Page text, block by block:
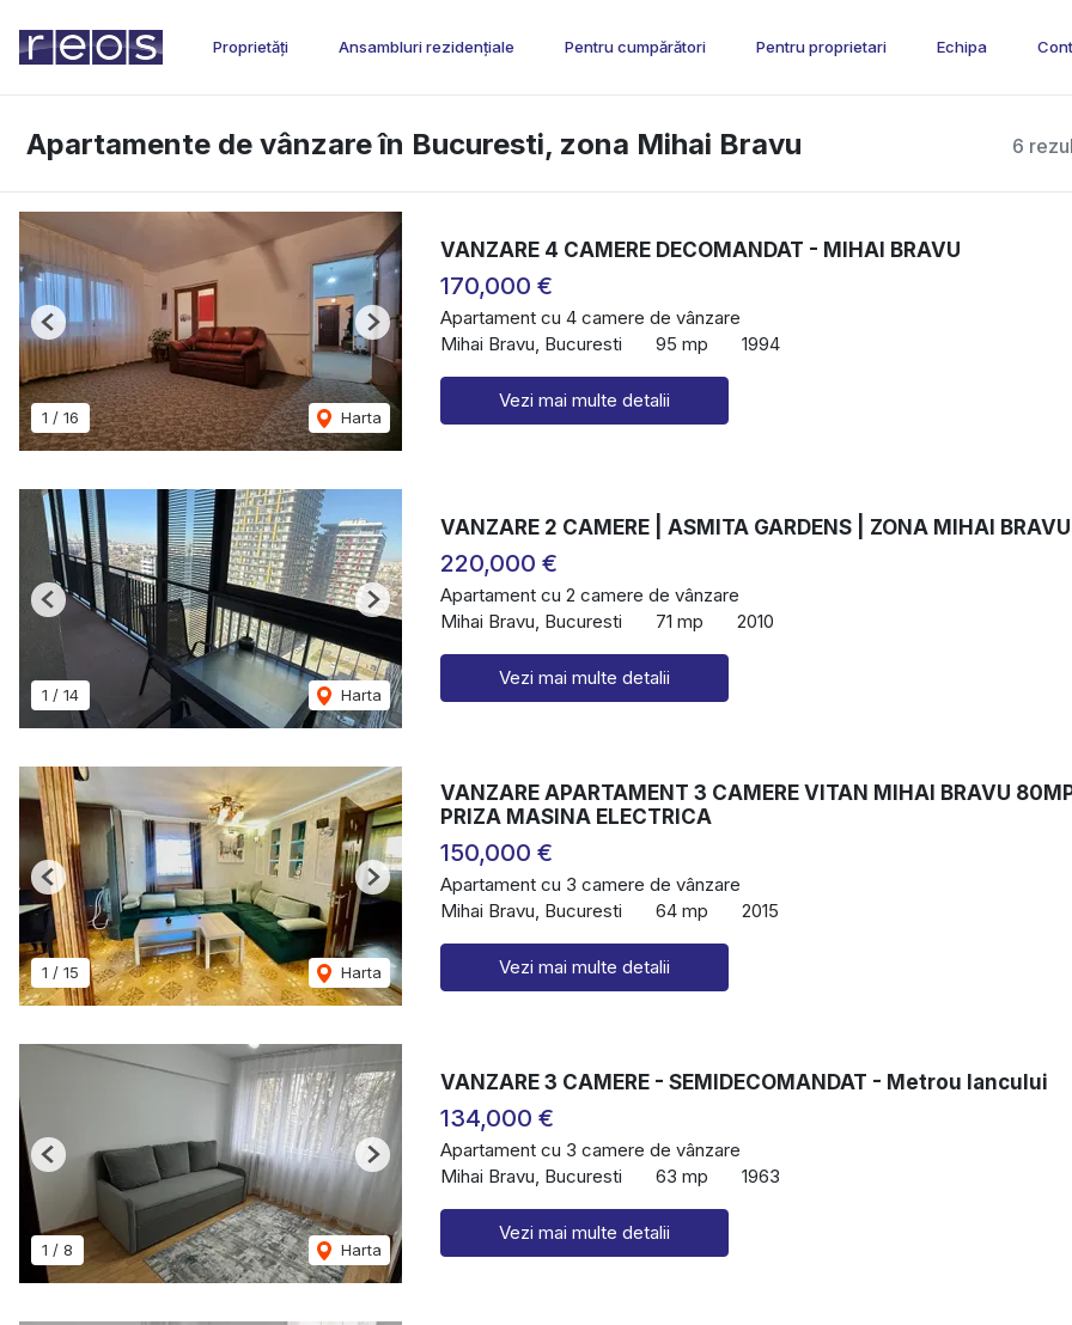
Proprietăți Ansambluri rezidențiale Pentru cumpărători Pentru proprietari Echipa
6
Apartamente de vânzare în Bucuresti, zona Mihai Bravu
1 / 16 Harta
Previous Next
VANZARE 4 CAMERE DECOMANDAT - MIHAI BRAVU
170,000 €
Apartament cu 4 camere de vânzare
Mihai Bravu, Bucuresti
95 mp 1994
Vezi mai multe detalii
1 / 14 Harta
Previous Next
VANZARE 2 CAMERE | ASMITA GARDENS | ZONA MIHAI BRAVU
220,000 €
Apartament cu 2 camere de vânzare
Mihai Bravu, Bucuresti
71 mp 2010
Vezi mai multe detalii
1 / 15 Harta
Previous Next
VANZARE APARTAMENT 3 CAMERE VITAN MIHAI BRAVU
PRIZA MASINA ELECTRICA
150,000 €
Apartament cu 3 camere de vânzare
Mihai Bravu, Bucuresti
64 mp 2015
Vezi mai multe detalii
1 / 8 Harta
Previous Next
VANZARE 3 CAMERE - SEMIDECOMANDAT - Metrou lancului
134,000 €
Apartament cu 3 camere de vânzare
Mihai Bravu, Bucuresti
63 mp 1963
Vezi mai multe detalii